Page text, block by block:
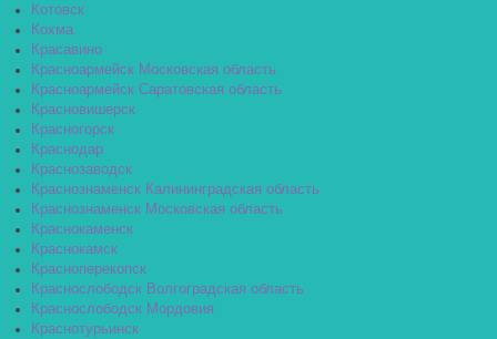
Котовск
Кохма
Красавино
Красноармейск Московская область
Красноармейск Саратовская область
Красновишерск
Красногорск
Краснодар
Краснозаводск
Краснознаменск Калининградская область
Краснознаменск Московская область
Краснокаменск
Краснокамск
Красноперекопск
Краснослободск Волгоградская область
Краснослободск Мордовия
Краснотурьинск